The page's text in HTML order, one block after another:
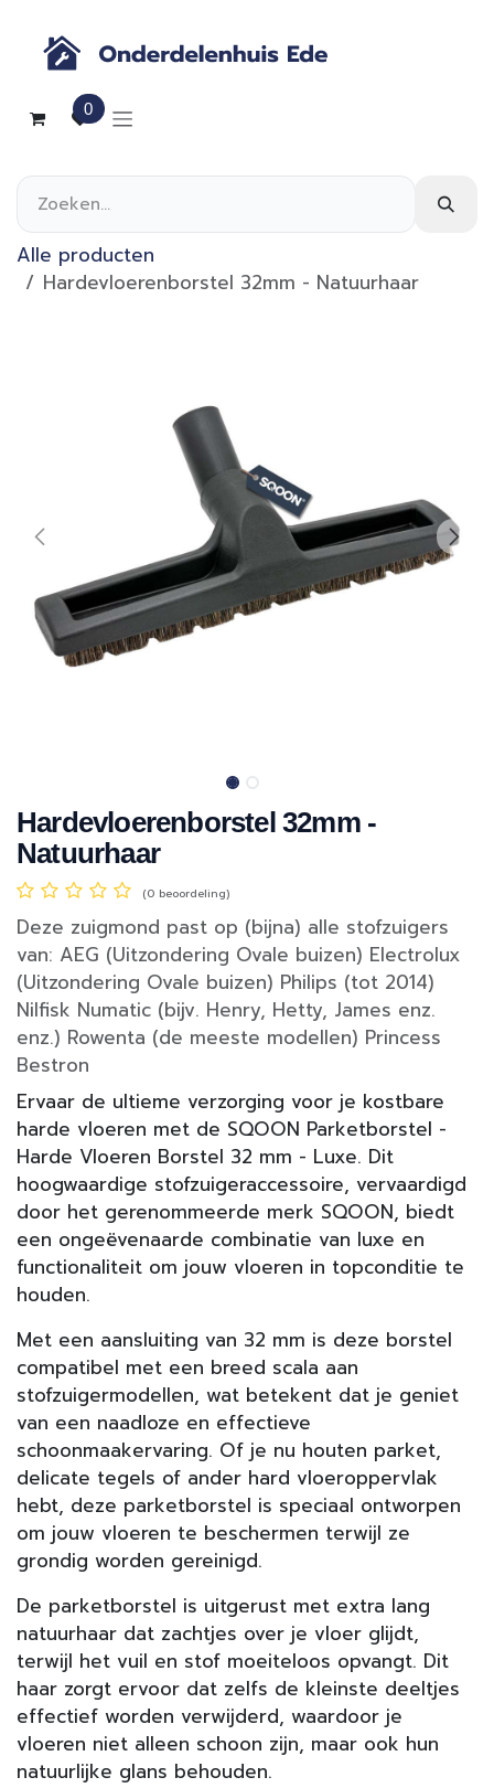
0
Alle producten
Hardevloerenborstel 32mm - Natuurhaar
Hardevloerenborstel 32mm -
Natuurhaar
(0 beoordeling)
Deze zuigmond past op (bijna) alle stofzuigers
van: AEG (Uitzondering Ovale buizen) Electrolux
(Uitzondering Ovale buizen) Philips (tot 2014)
Nilfisk Numatic (bijv. Henry, Hetty, James enz.
enz.) Rowenta (de meeste modellen) Princess
Bestron
Ervaar de ultieme verzorging voor je kostbare
harde vloeren met de SQOON Parketborstel -
Harde Vloeren Borstel 32 mm - Luxe. Dit
hoogwaardige stofzuigeraccessoire, vervaardigd
door het gerenommeerde merk SQOON, biedt
een ongeëvenaarde combinatie van luxe en
functionaliteit om jouw vloeren in topconditie te
houden.
Met een aansluiting van 32 mm is deze borstel
compatibel met een breed scala aan
stofzuigermodellen, wat betekent dat je geniet
van een naadloze en effectieve
schoonmaakervaring. Of je nu houten parket,
delicate tegels of ander hard vloeroppervlak
hebt, deze parketborstel is speciaal ontworpen
om jouw vloeren te beschermen terwijl ze
grondig worden gereinigd.
De parketborstel is uitgerust met extra lang
natuurhaar dat zachtjes over je vloer glijdt,
terwijl het vuil en stof moeiteloos opvangt. Dit
haar zorgt ervoor dat zelfs de kleinste deeltjes
effectief worden verwijderd, waardoor je
vloeren niet alleen schoon zijn, maar ook hun
natuurlijke glans behouden.